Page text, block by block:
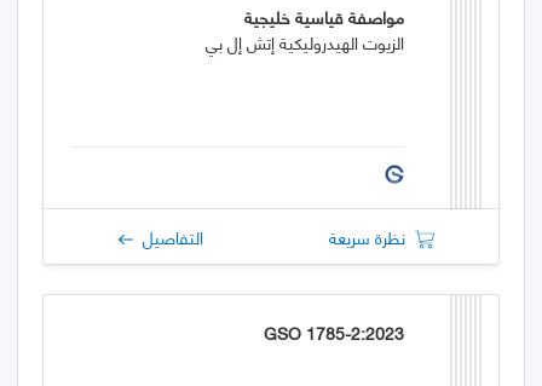
مواصفة قياسية خليجية
الزيوت الهيدروليكية إتش إل بي
نظرة سريعة التفاصيل
GSO 1785-2:2023